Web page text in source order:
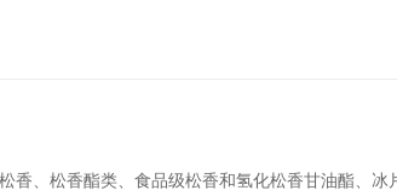
香、松香酯类、食品级松香和氢化松香甘油酯、